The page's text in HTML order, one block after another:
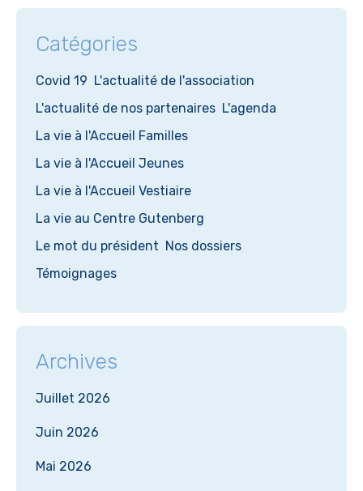
Catégories
Covid 19 L'actualité de l'association
L'actualité de nos partenaires L'agenda
La vie à l'Accueil Familles
La vie à l'Accueil Jeunes
La vie à l'Accueil Vestiaire
La vie au Centre Gutenberg
Le mot du président Nos dossiers
Témoignages
Archives
Juillet 2026
Juin 2026
Mai 2026